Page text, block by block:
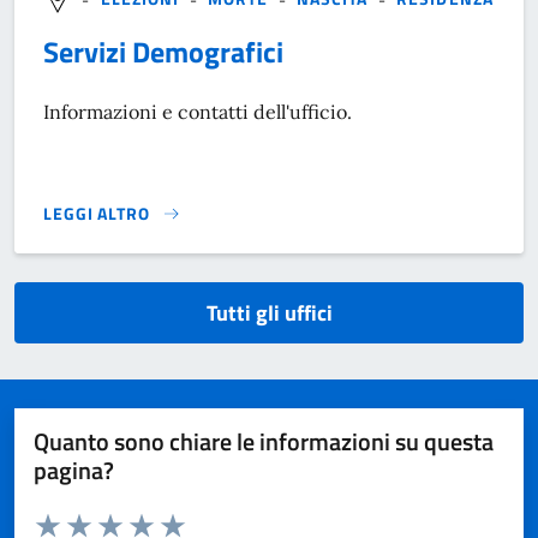
Servizi Demografici
Informazioni e contatti dell'ufficio.
LEGGI ALTRO
}
Tutti gli uffici
Quanto sono chiare le informazioni su questa
pagina?
Domanda
Valuta da 1 a 5 stelle la pagina